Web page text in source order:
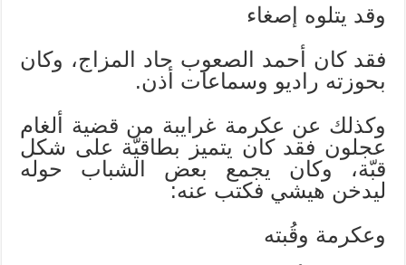
وقد يتلوه إصغاء
فقد كان أحمد الصعوب حاد المزاج، وكان
بحوزته راديو وسماعات أذن.
وكذلك عن عكرمة غرايبة من قضية ألغام
عجلون فقد كان يتميز بطاقيّة على شكل
قبّة، وكان يجمع بعض الشباب حوله
ليدخن هيشي فكتب عنه:
وعكرمة وقُبته